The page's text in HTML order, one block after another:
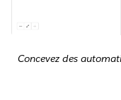
Concevez des